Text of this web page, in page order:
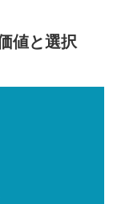
値と選択